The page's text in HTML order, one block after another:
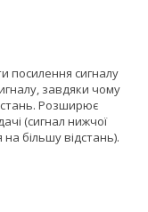
посилення сигналу
завдяки чому
Розширює
(сигнал нижчої
більшу відстань).